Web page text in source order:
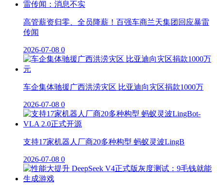
高管薪资归零、全员降薪！百强车商兰天集团回应暴雷
传闻
2026-07-08 0
车企集体驰援广西洪涝灾区 比亚迪向灾区捐款1000万
2026-07-08 0
支持17家机器人厂商20多种构型 蚂蚁灵波LingB
2026-07-08 0